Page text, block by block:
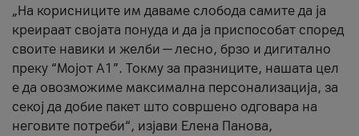
„На корисниците им даваме слобода самите да ја
креираат својата понуда и да ја приспособат според
своите навики и желби — лесно, брзо и дигитално
преку “Мојот А1”. Токму за празниците, нашата цел
е да овозможиме максимална персонализација, за
секој да добие пакет што совршено одговара на
неговите потреби“, изјави Елена Панова,